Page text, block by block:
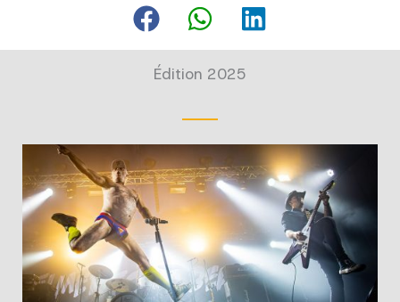
Édition 2025